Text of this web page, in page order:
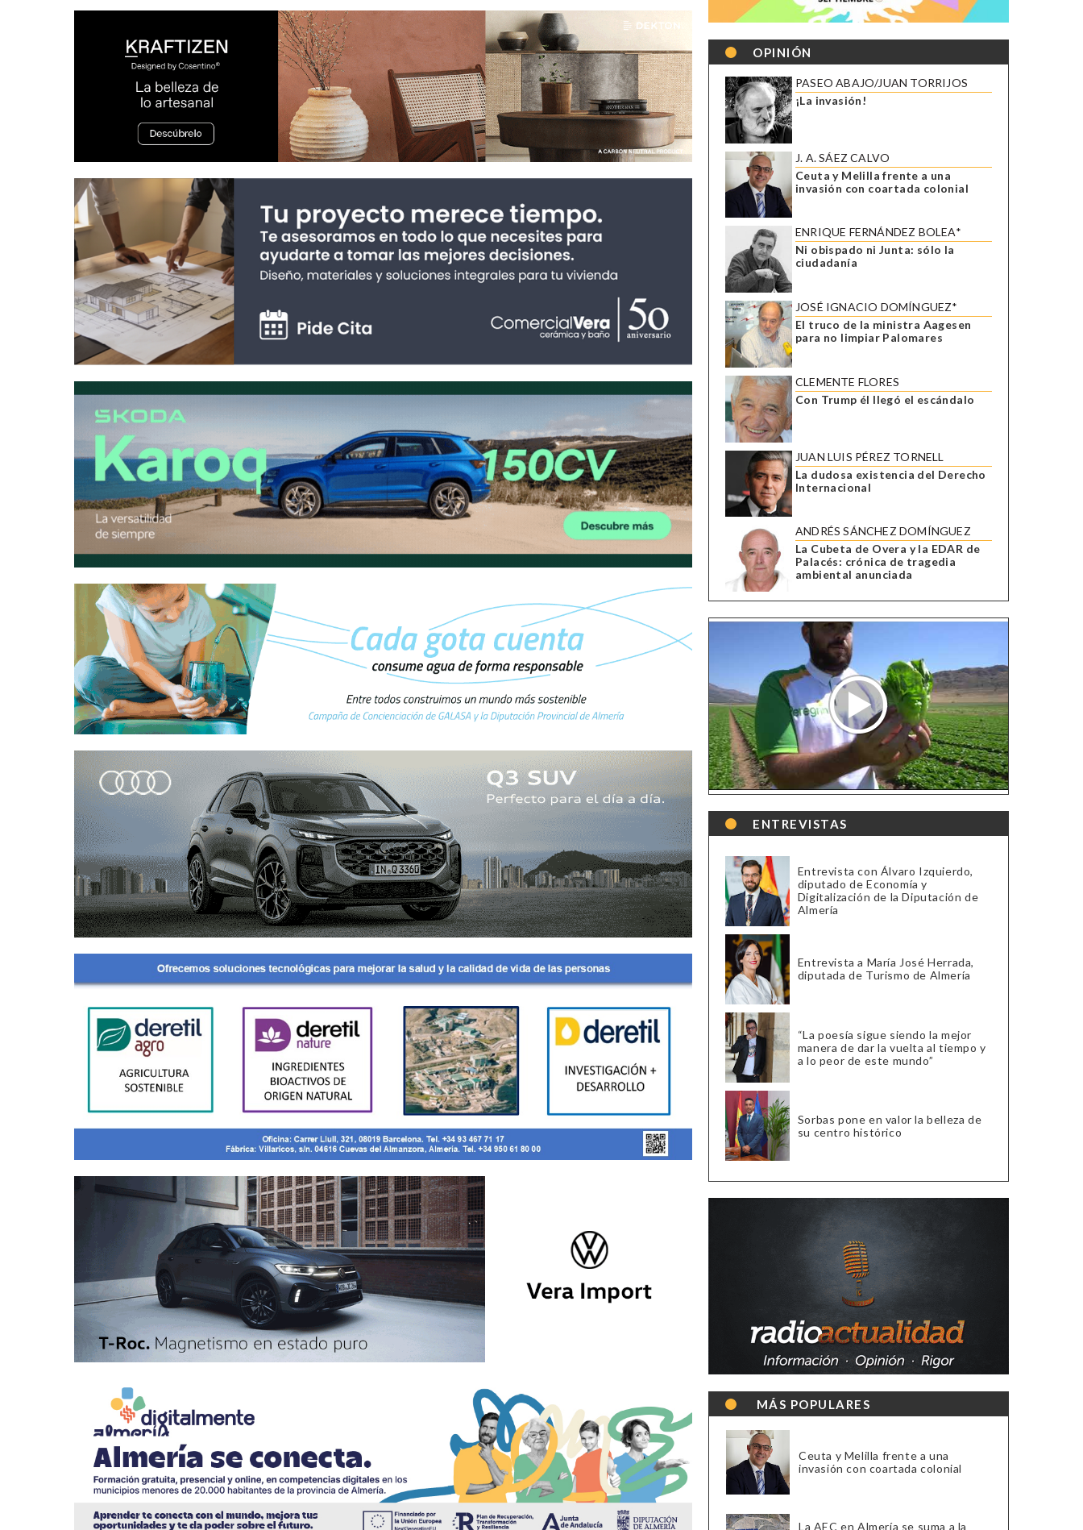
OPINIÓN
PASEO ABAJO/JUAN TORRIJOS
¡La invasión!
J. A. SÁEZ CALVO
Ceuta y Melilla frente a una
invasión con coartada colonial
ENRIQUE FERNÁNDEZ BOLEA*
Ni obispado ni Junta: sólo la
ciudadanía
JOSÉ IGNACIO DOMÍNGUEZ*
El truco de la ministra Aagesen
para no limpiar Palomares
CLEMENTE FLORES
Con Trump él llegó el escándalo
JUAN LUIS PÉREZ TORNELL
La dudosa existencia del Derecho
Internacional
ANDRÉS SÁNCHEZ DOMÍNGUEZ
La Cubeta de Overa y la EDAR de
Palacés: crónica de tragedia
ambiental anunciada
ENTREVISTAS
Entrevista con Álvaro Izquierdo,
diputado de Economía y
Digitalización de la Diputación de
Almería
Entrevista a María José Herrada,
diputada de Turismo de Almería
“La poesía sigue siendo la mejor
manera de dar la vuelta al tiempo y
a lo peor de este mundo”
Sorbas pone en valor la belleza de
su centro histórico
MÁS POPULARES
Ceuta y Melilla frente a una
invasión con coartada colonial
La AEC en Almería se suma a la